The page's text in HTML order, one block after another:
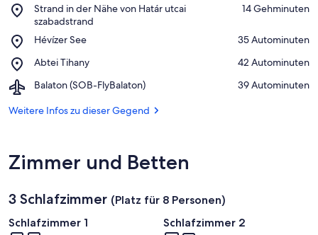
Strand in der Nähe von Határ utcai
szabadstrand
Place,
Strand
in
der
Nähe
Határ
szabadstrand
‪14 Gehminuten‬
Hévízer See
Place,
See
‪35 Autominuten‬
Abtei Tihany
Place,
Tihany
‪42 Autominuten‬
Balaton (SOB-FlyBalaton)
Airport,
(SOB-
‪39 Autominuten‬
Weitere Infos zu dieser Gegend
Zimmer und Betten
3 Schlafzimmer (Platz für 8 Personen)
Schlafzimmer 1
Schlafzimmer 2